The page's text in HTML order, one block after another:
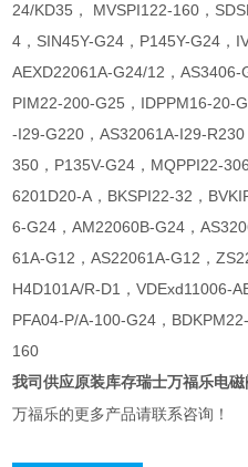
24/KD35， MVSPI122-160，
4，SIN45Y-G24，P145Y-G24，
AEXD22061A-G24/12，
PIM22-200-G25，IDPPM16-20-
-I29-G220，AS32061A-I29-
350，P135V-G24，MQPPI22-
6201D20-A，BKSPI22-32，
6-G24，AM22060B-G24，
61A-G12，AS22061A-G12，
H4D101A/R-D1，VDExd11006-
PFA04-P/A-100-G24，
160
我司供应原装库存瑞士万福乐电
万福乐的更多产品请联系咨询！